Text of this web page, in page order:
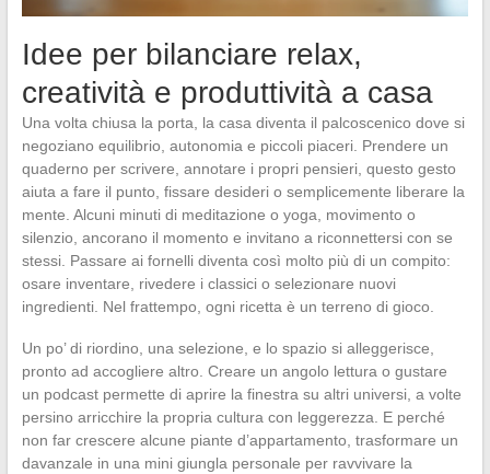
Idee per bilanciare relax,
creatività e produttività a casa
Una volta chiusa la porta, la casa diventa il palcoscenico dove si
negoziano equilibrio, autonomia e piccoli piaceri. Prendere un
quaderno per scrivere, annotare i propri pensieri, questo gesto
aiuta a fare il punto, fissare desideri o semplicemente liberare la
mente. Alcuni minuti di meditazione o yoga, movimento o
silenzio, ancorano il momento e invitano a riconnettersi con se
stessi. Passare ai fornelli diventa così molto più di un compito:
osare inventare, rivedere i classici o selezionare nuovi
ingredienti. Nel frattempo, ogni ricetta è un terreno di gioco.
Un po’ di riordino, una selezione, e lo spazio si alleggerisce,
pronto ad accogliere altro. Creare un angolo lettura o gustare
un podcast permette di aprire la finestra su altri universi, a volte
persino arricchire la propria cultura con leggerezza. E perché
non far crescere alcune piante d’appartamento, trasformare un
davanzale in una mini giungla personale per ravvivare la